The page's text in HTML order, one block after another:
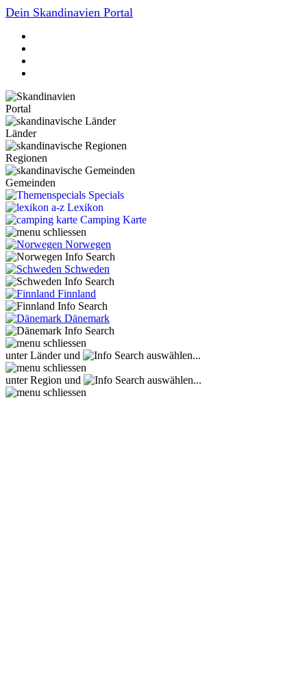
Dein Skandinavien Portal
Portal
Länder
Regionen
Gemeinden
Specials
Lexikon
Camping Karte
Norwegen
Schweden
Finnland
Dänemark
unter Länder und auswählen...
unter Region und auswählen...